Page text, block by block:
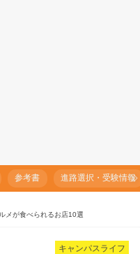
参考書 進路選択・受験情報
メが食べられるお店10選
キャンパスライフ